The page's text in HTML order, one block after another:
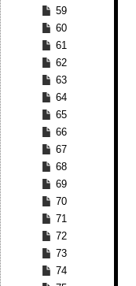
59
60
61
62
63
64
65
66
67
68
69
70
71
72
73
74